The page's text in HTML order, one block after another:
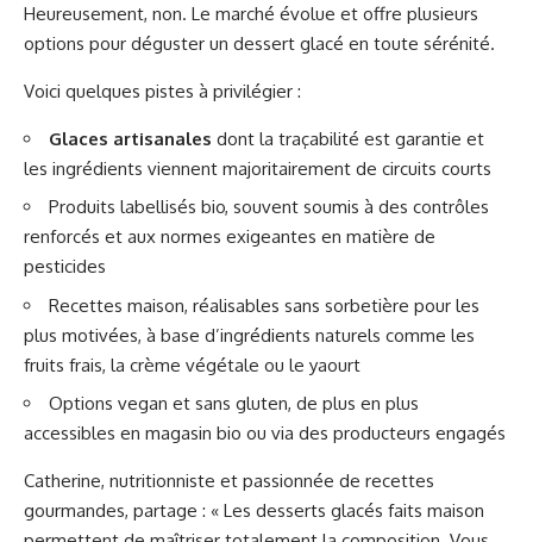
Heureusement, non. Le marché évolue et offre plusieurs
options pour déguster un dessert glacé en toute sérénité.
Voici quelques pistes à privilégier :
Glaces artisanales dont la traçabilité est garantie et
les ingrédients viennent majoritairement de circuits courts
Produits labellisés bio, souvent soumis à des contrôles
renforcés et aux normes exigeantes en matière de
pesticides
Recettes maison, réalisables sans sorbetière pour les
plus motivées, à base d’ingrédients naturels comme les
fruits frais, la crème végétale ou le yaourt
Options vegan et sans gluten, de plus en plus
accessibles en magasin bio ou via des producteurs engagés
Catherine, nutritionniste et passionnée de recettes
gourmandes, partage : « Les desserts glacés faits maison